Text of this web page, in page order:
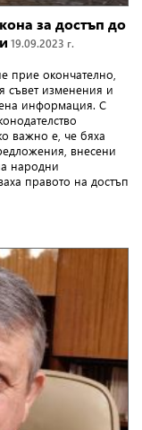
за достъп до
19.09.2023 г.
прие окончателно,
съвет изменения и
информация. С
важно е, че бяха
внесени
народни
правото на достъп